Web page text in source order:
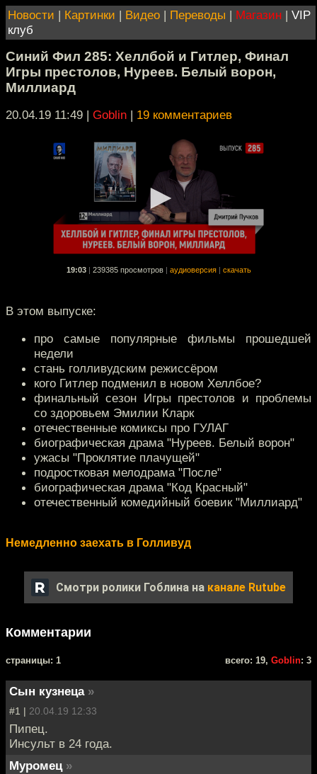
Новости | Картинки | Видео | Переводы | Магазин | VIP
клуб
Синий Фил 285: Хеллбой и Гитлер, Финал
Игры престолов, Нуреев. Белый ворон,
Миллиард
20.04.19 11:49 | Goblin | 19 комментариев
19:03 239385 просмотров аудиоверсия скачать
В этом выпуске:
про самые популярные фильмы прошедшей
недели
стань голливудским режиссёром
кого Гитлер подменил в новом Хеллбое?
финальный сезон Игры престолов и проблемы
со здоровьем Эмилии Кларк
отечественные комиксы про ГУЛАГ
биографическая драма "Нуреев. Белый ворон"
ужасы "Проклятие плачущей"
подростковая мелодрама "После"
биографическая драма "Код Красный"
отечественный комедийный боевик "Миллиард"
Немедленно заехать в Голливуд
Смотри ролики Гоблина на канале Rutube
Комментарии
cтраницы: 1 всего: 19, Goblin: 3
Сын кузнеца »
#1 | 20.04.19 12:33
Пипец.
Инсульт в 24 года.
Муромец »